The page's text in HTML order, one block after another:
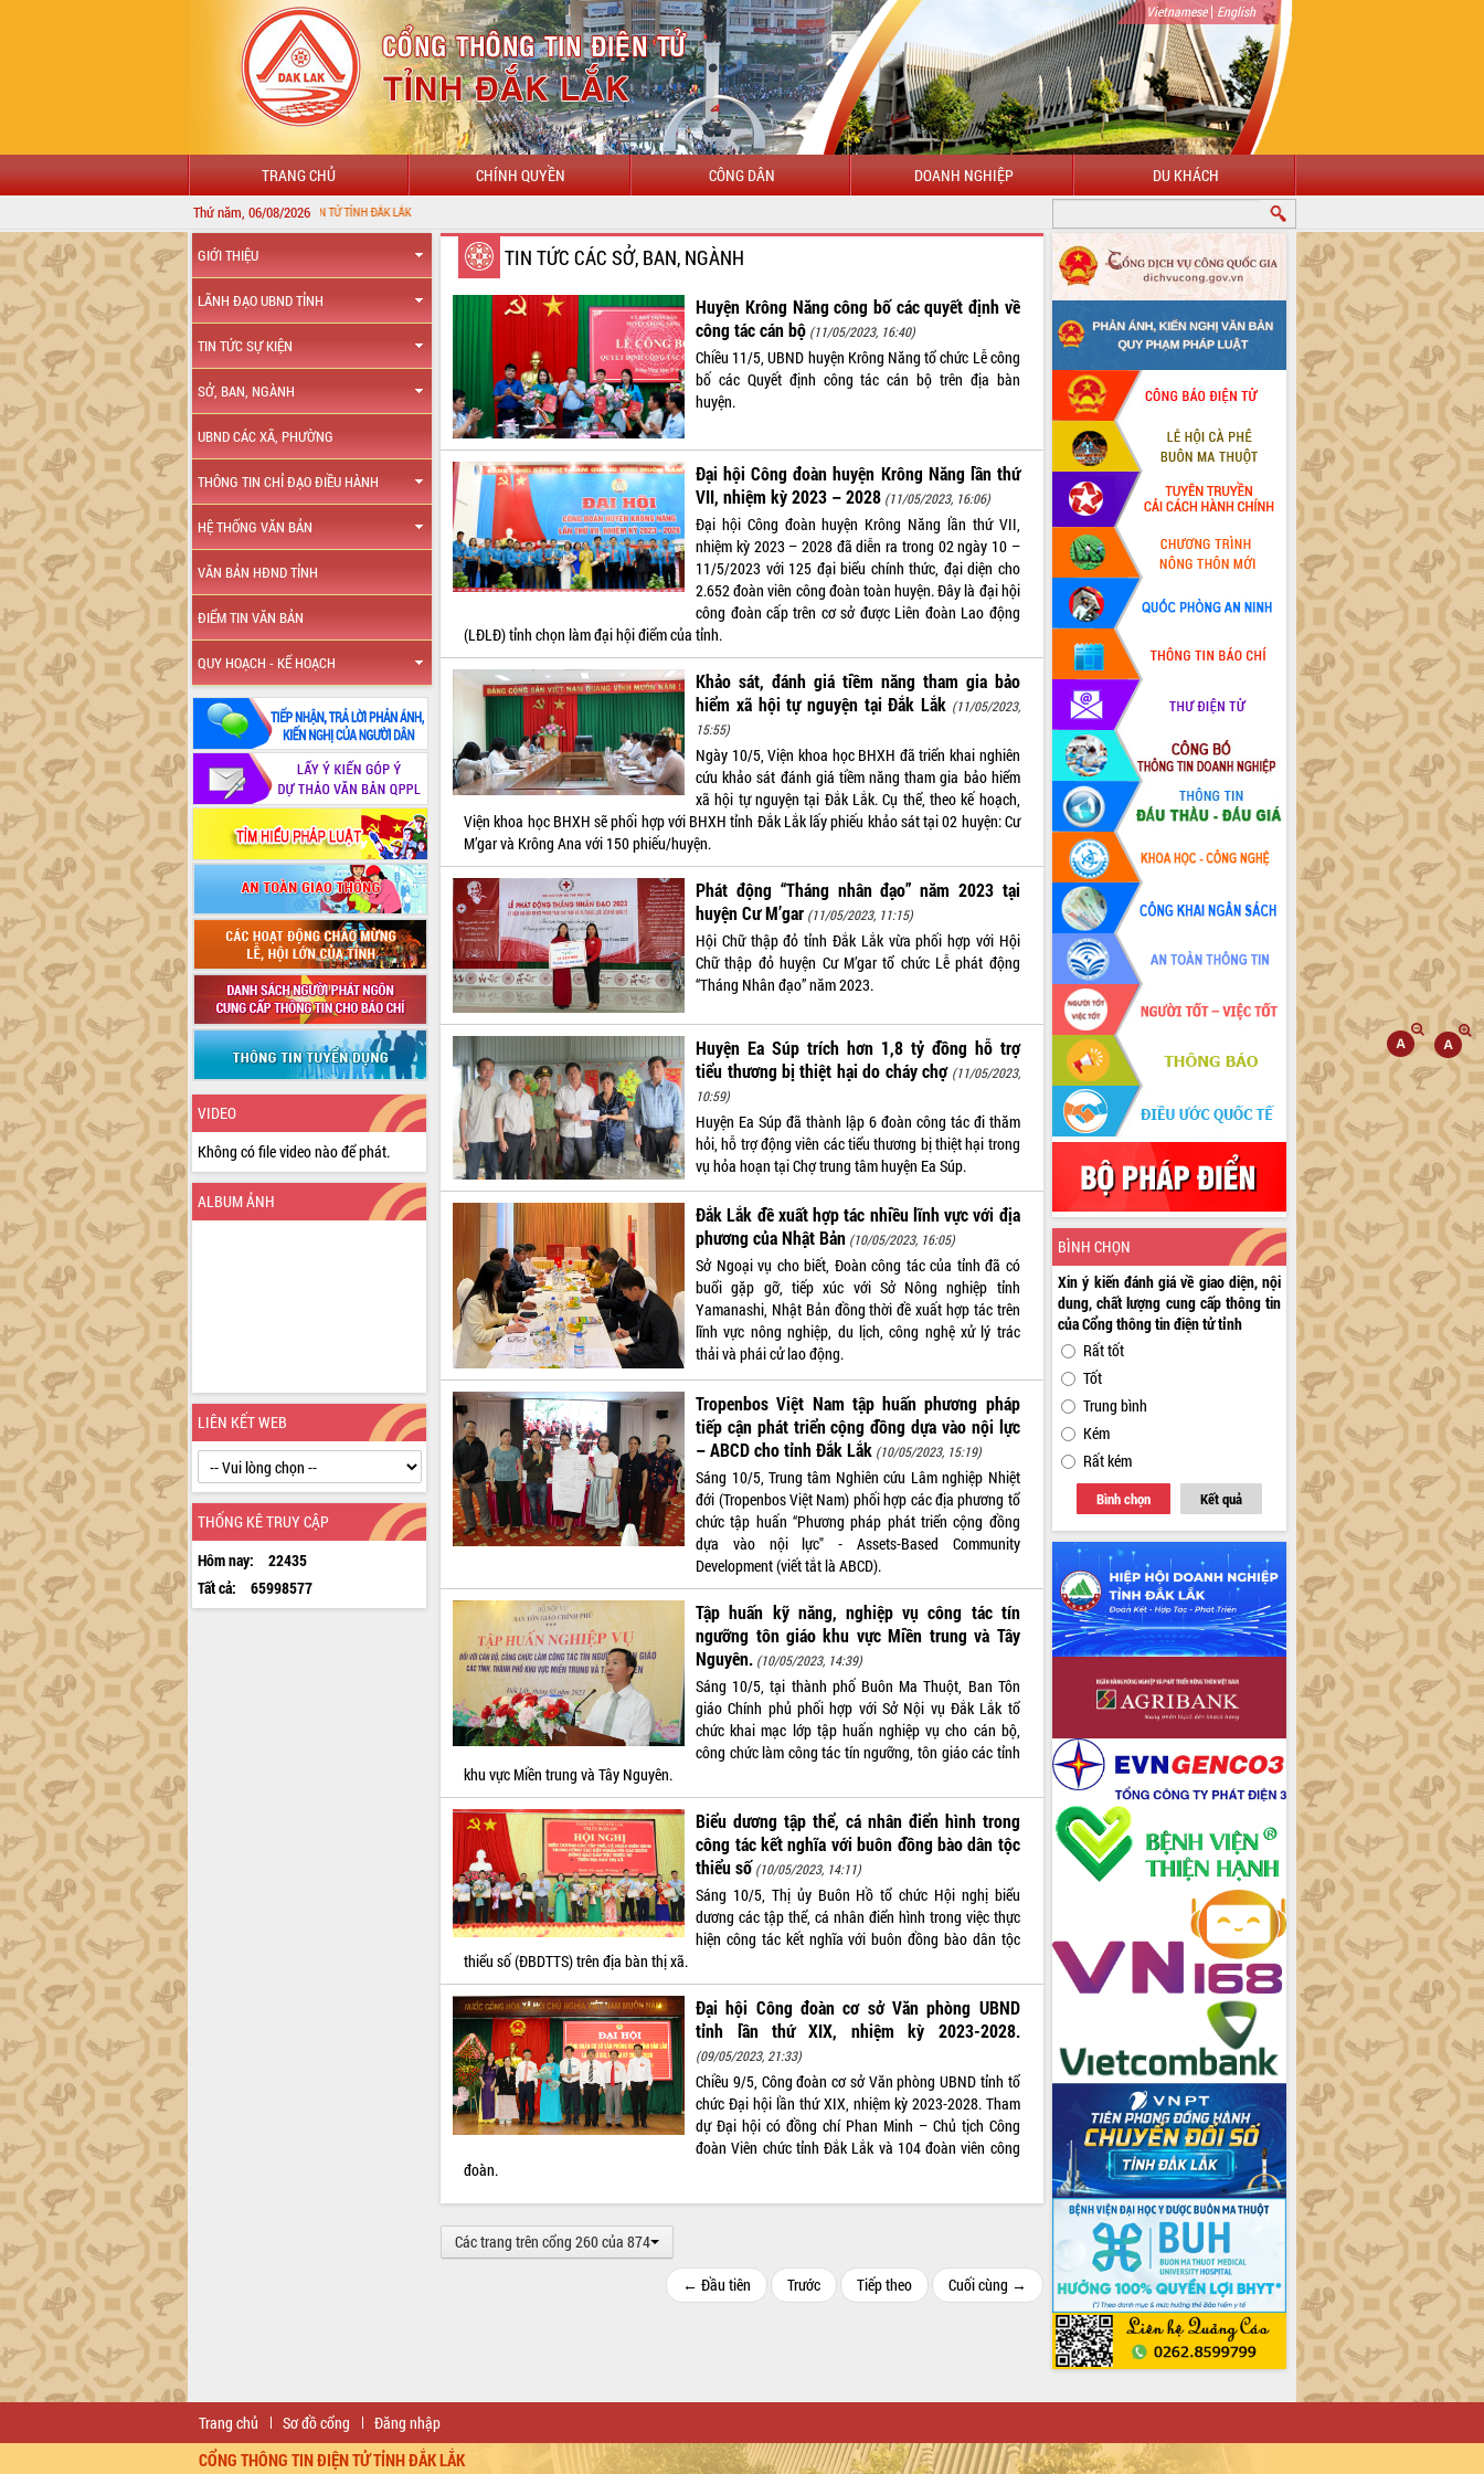
Vietnamese| English
TRANG CHỦ CHÍNH QUYỀN CÔNG DÂN DOANH NGHIỆP DU KHÁCH
Thứ năm, 06/08/2026
CHÀO MỪNG ĐẾN VỚI CỔNG THÔNG TIN ĐIỆN TỬ TỈNH ĐẮK LẮK
GIỚI THIỆU
LÃNH ĐẠO UBND TỈNH
TIN TỨC SỰ KIỆN
SỞ, BAN, NGÀNH
UBND CÁC XÃ, PHƯỜNG
THÔNG TIN CHỈ ĐẠO ĐIỀU HÀNH
HỆ THỐNG VĂN BẢN
VĂN BẢN HĐND TỈNH
ĐIỂM TIN VĂN BẢN
QUY HOẠCH - KẾ HOẠCH
VIDEO
Không có file video nào để phát.
ALBUM ẢNH
LIÊN KẾT WEB
THỐNG KÊ TRUY CẬP
Hôm nay:
22435
Tất cả:
65998577
TIN TỨC CÁC SỞ, BAN, NGÀNH
Huyện Krông Năng công bố các quyết định về
công tác cán bộ (11/05/2023, 16:40)
Chiều 11/5, UBND huyện Krông Năng tổ chức Lễ công
bố các Quyết định công tác cán bộ trên địa bàn
huyện.
Đại hội Công đoàn huyện Krông Năng lần thứ
VII, nhiệm kỳ 2023 – 2028 (11/05/2023, 16:06)
Đại hội Công đoàn huyện Krông Năng lần thứ VII,
nhiệm kỳ 2023 – 2028 đã diễn ra trong 02 ngày 10 –
11/5/2023 với 125 đại biểu chính thức, đại diện cho
2.652 đoàn viên công đoàn toàn huyện. Đây là đại hội
công đoàn cấp trên cơ sở được Liên đoàn Lao động
(LĐLĐ) tỉnh chọn làm đại hội điểm của tỉnh.
Khảo sát, đánh giá tiềm năng tham gia bảo
hiểm xã hội tự nguyện tại Đắk Lắk (11/05/2023,
15:55)
Ngày 10/5, Viện khoa học BHXH đã triển khai nghiên
cứu khảo sát đánh giá tiềm năng tham gia bảo hiểm
xã hội tự nguyện tại Đắk Lắk. Cụ thể, theo kế hoạch,
Viện khoa học BHXH sẽ phối hợp với BHXH tỉnh Đắk Lắk lấy phiếu khảo sát tại 02 huyện: Cư
M’gar và Krông Ana với 150 phiếu/huyện.
Phát động “Tháng nhân đạo” năm 2023 tại
huyện Cư M’gar (11/05/2023, 11:15)
Hội Chữ thập đỏ tỉnh Đắk Lắk vừa phối hợp với Hội
Chữ thập đỏ huyện Cư M’gar tổ chức Lễ phát động
“Tháng Nhân đạo” năm 2023.
Huyện Ea Súp trích hơn 1,8 tỷ đồng hỗ trợ
tiểu thương bị thiệt hại do cháy chợ (11/05/2023,
10:59)
Huyện Ea Súp đã thành lập 6 đoàn công tác đi thăm
hỏi, hỗ trợ động viên các tiểu thương bị thiệt hại trong
vụ hỏa hoạn tại Chợ trung tâm huyện Ea Súp.
Đắk Lắk đề xuất hợp tác nhiều lĩnh vực với địa
phương của Nhật Bản (10/05/2023, 16:05)
Sở Ngoại vụ cho biết, Đoàn công tác của tỉnh đã có
buổi gặp gỡ, tiếp xúc với Sở Nông nghiệp tỉnh
Yamanashi, Nhật Bản đồng thời đề xuất hợp tác trên
lĩnh vực nông nghiệp, du lịch, công nghệ xử lý trác
thải và phái cử lao động.
Tropenbos Việt Nam tập huấn phương pháp
tiếp cận phát triển cộng đồng dựa vào nội lực
– ABCD cho tỉnh Đắk Lắk (10/05/2023, 15:19)
Sáng 10/5, Trung tâm Nghiên cứu Lâm nghiệp Nhiệt
đới (Tropenbos Việt Nam) phối hợp các địa phương tổ
chức tập huấn “Phương pháp phát triển cộng đồng
dựa vào nội lực" - Assets-Based Community
Development (viết tắt là ABCD).
Tập huấn kỹ năng, nghiệp vụ công tác tín
ngưỡng tôn giáo khu vực Miền trung và Tây
Nguyên. (10/05/2023, 14:39)
Sáng 10/5, tại thành phố Buôn Ma Thuột, Ban Tôn
giáo Chính phủ phối hợp với Sở Nội vụ Đắk Lắk tổ
chức khai mạc lớp tập huấn nghiệp vụ cho cán bộ,
công chức làm công tác tín ngưỡng, tôn giáo các tỉnh
khu vực Miền trung và Tây Nguyên.
Biểu dương tập thể, cá nhân điển hình trong
công tác kết nghĩa với buôn đồng bào dân tộc
thiểu số (10/05/2023, 14:11)
Sáng 10/5, Thị ủy Buôn Hồ tổ chức Hội nghị biểu
dương các tập thể, cá nhân điển hình trong việc thực
hiện công tác kết nghĩa với buôn đồng bào dân tộc
thiểu số (ĐBDTTS) trên địa bàn thị xã.
Đại hội Công đoàn cơ sở Văn phòng UBND
tỉnh lần thứ XIX, nhiệm kỳ 2023-2028.
(09/05/2023, 21:33)
Chiều 9/5, Công đoàn cơ sở Văn phòng UBND tỉnh tổ
chức Đại hội lần thứ XIX, nhiệm kỳ 2023-2028. Tham
dự Đại hội có đồng chí Phan Minh – Chủ tịch Công
đoàn Viên chức tỉnh Đắk Lắk và 104 đoàn viên công
đoàn.
Các trang trên cổng 260 của 874
← Đầu tiên Trước Tiếp theo Cuối cùng →
BÌNH CHỌN
Xin ý kiến đánh giá về giao diện, nội
dung, chất lượng cung cấp thông tin
của Cổng thông tin điện tử tỉnh
Rất tốt
Tốt
Trung bình
Kém
Rất kém
Bình chọn Kết quả
Trang chủ Sơ đồ cổng Đăng nhập
CỔNG THÔNG TIN ĐIỆN TỬ TỈNH ĐẮK LẮK